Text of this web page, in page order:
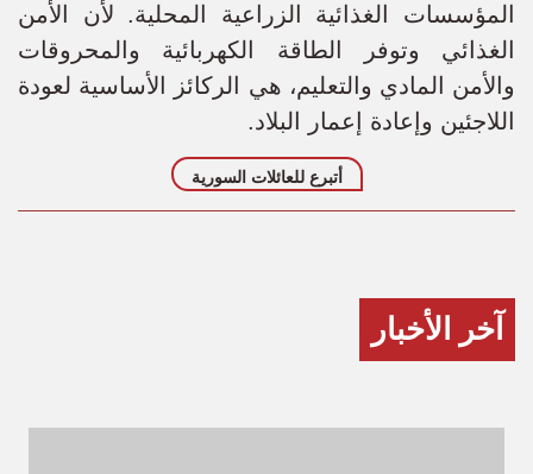
المؤسسات الغذائية الزراعية المحلية. لأن الأمن
الغذائي وتوفر الطاقة الكهربائية والمحروقات
والأمن المادي والتعليم، هي الركائز الأساسية لعودة
اللاجئين وإعادة إعمار البلاد.
أتبرع للعائلات السورية
آخر الأخبار